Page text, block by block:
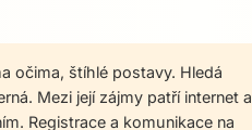
očima, štíhlé postavy. Hledá
Mezi její zájmy patří internet a
Registrace a komunikace na